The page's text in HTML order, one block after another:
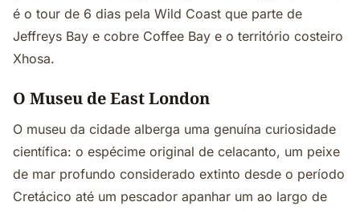
é o tour de 6 dias pela Wild Coast que parte de
Jeffreys Bay e cobre Coffee Bay e o território costeiro
Xhosa.
O Museu de East London
O museu da cidade alberga uma genuína curiosidade
científica: o espécime original de celacanto, um peixe
de mar profundo considerado extinto desde o período
Cretácico até um pescador apanhar um ao largo de